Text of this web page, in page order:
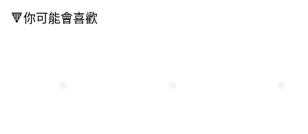
相關說明
🔻你可能會喜歡